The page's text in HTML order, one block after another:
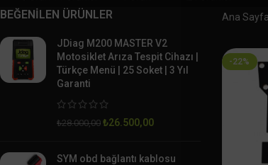
BEĞENİLEN ÜRÜNLER
JDiag M200 MASTER V2
Motosiklet Arıza Tespit Cihazı |
Türkçe Menü | 25 Soket | 3 Yıl
Garanti
₺28.000,00 ₺26.500,00
SYM obd bağlantı kablosu
Ana Sayfa
-22%